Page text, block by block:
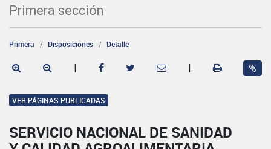
Primera sección
Primera Disposiciones Detalle
| |
VER PÁGINAS PUBLICADAS
SERVICIO NACIONAL DE SANIDAD